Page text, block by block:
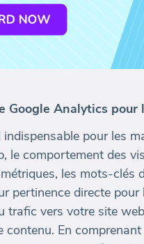
Google Analytics
pour les
le comportement des
les mots-
pertinence directe
trafic vers votre site
En